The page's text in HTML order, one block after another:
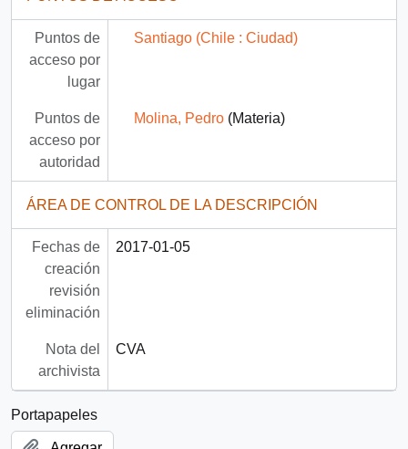
Puntos de
acceso por
lugar
Santiago (Chile : Ciudad)
Puntos de
acceso por
autoridad
Molina, Pedro(Materia)
ÁREA DE CONTROL DE LA DESCRIPCIÓN
Fechas de
creación
revisión
eliminación
2017-01-05
Nota del
archivista
CVA
Portapapeles